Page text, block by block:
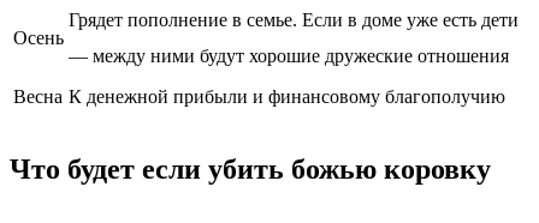
Осень
Грядет пополнение в семье. Если в доме уже есть дети
— между ними будут хорошие дружеские отношения
Весна К денежной прибыли и финансовому благополучию
Что будет если убить божью коровку